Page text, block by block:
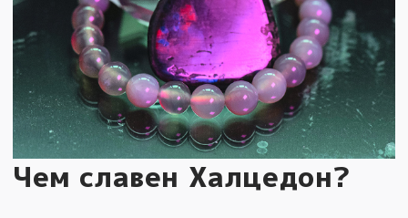
Чем славен Халцедон?